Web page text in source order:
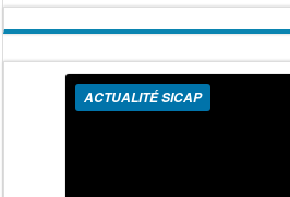
ACTUALITÉ SICAP